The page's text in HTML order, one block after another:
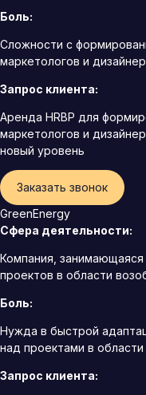
Боль:
Сложности с
маркетологов и
Запрос клиента:
Аренда HRBP для
маркетологов и
новый уровень
Заказать звонок
GreenEnergy
Сфера деятельности:
Компания, занимающаяся
проектов в области
Боль:
Нужда в быстрой
над проектами в
Запрос клиента: